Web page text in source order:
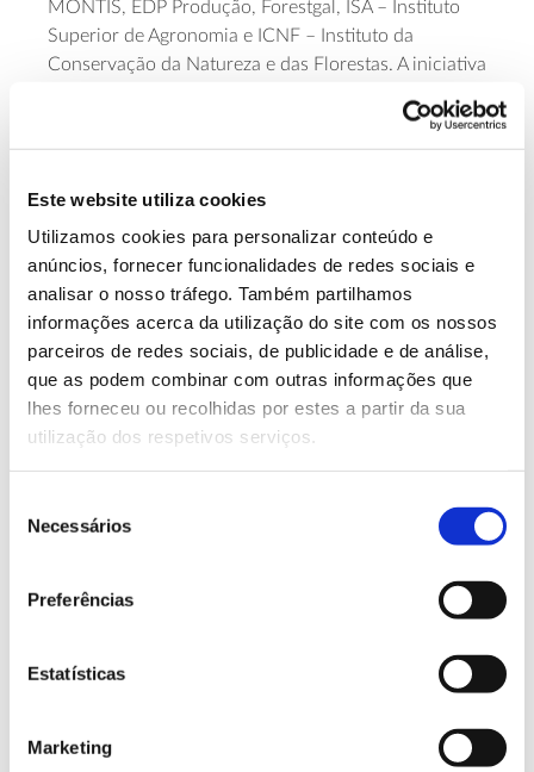
Este website utiliza cookies
Utilizamos cookies para personalizar conteúdo e
anúncios, fornecer funcionalidades de redes sociais e
analisar o nosso tráfego. Também partilhamos
informações acerca da utilização do site com os nossos
parceiros de redes sociais, de publicidade e de análise,
que as podem combinar com outras informações que
lhes forneceu ou recolhidas por estes a partir da sua
utilização dos respetivos serviços.
Necessários
Preferências
Estatísticas
Marketing
MONTIS, EDP Produção, Forestgal, ISA – Instituto
Superior de Agronomia e ICNF – Instituto da
Conservação da Natureza e das Florestas. A iniciativa
Natureza MONTIS, em conjunto com a EDP
Produção e a Câmara Municipal de Pampilhosa da
ser aplicado pela associação nas propriedades da
empresa produtora de energia, junto à Barragem de
Santa Luzia. Uma visita a estes terrenos encerra o
encontro, já após o almoço. Para participar é
necessáriainscrição prévia.
Saber mais
13.07.2026
Genoma do priolo e de outras espécies em risco:
02.07.2026
cidadãos chamados a ajudar